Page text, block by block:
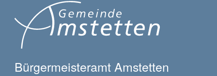
Bürgermeisteramt Amstetten